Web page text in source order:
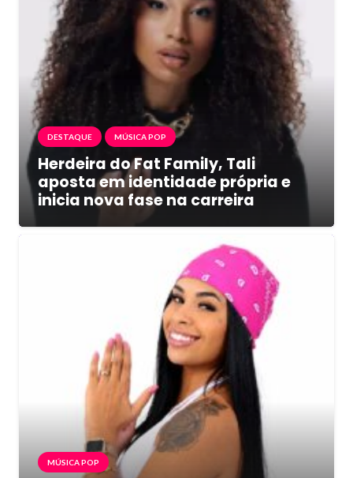
DESTAQUE MÚSICA POP
Herdeira do Fat Family, Tali
aposta em identidade própria e
inicia nova fase na carreira
MÚSICA POP